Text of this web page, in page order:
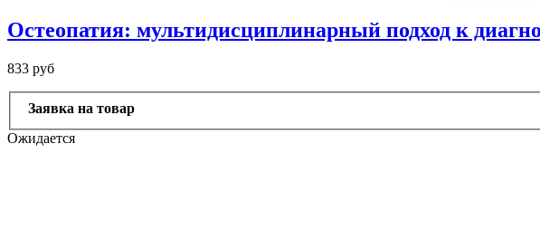
Остеопатия: мультидисциплинарный подход к
833 руб
Заявка на товар
Ожидается